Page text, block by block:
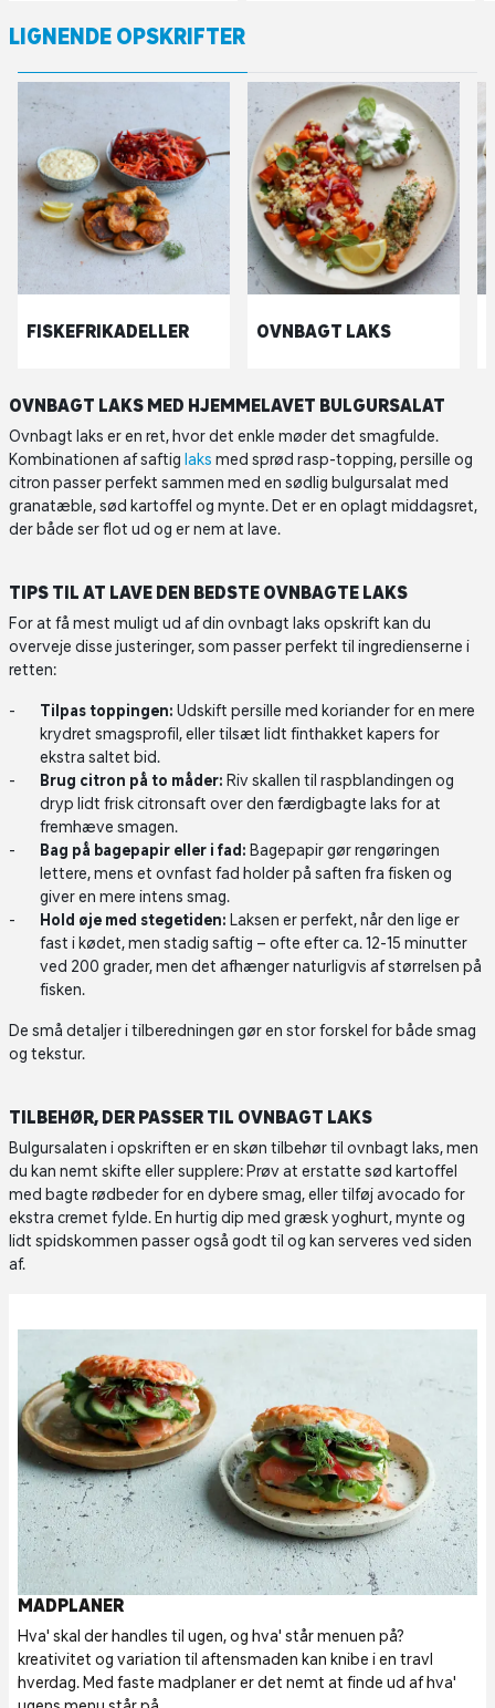
LIGNENDE OPSKRIFTER
FISKEFRIKADELLER OVNBAGT LAKS
OVNBAGT LAKS MED HJEMMELAVET BULGURSALAT
Ovnbagt laks er en ret, hvor det enkle møder det smagfulde.
Kombinationen af saftig laks med sprød rasp-topping, persille og
citron passer perfekt sammen med en sødlig bulgursalat med
granatæble, sød kartoffel og mynte. Det er en oplagt middagsret,
der både ser flot ud og er nem at lave.
TIPS TIL AT LAVE DEN BEDSTE OVNBAGTE LAKS
For at få mest muligt ud af din ovnbagt laks opskrift kan du
overveje disse justeringer, som passer perfekt til ingredienserne i
retten:
Tilpas toppingen: Udskift persille med koriander for en mere
krydret smagsprofil, eller tilsæt lidt finthakket kapers for
ekstra saltet bid.
Brug citron på to måder: Riv skallen til raspblandingen og
dryp lidt frisk citronsaft over den færdigbagte laks for at
fremhæve smagen.
Bag på bagepapir eller i fad: Bagepapir gør rengøringen
lettere, mens et ovnfast fad holder på saften fra fisken og
giver en mere intens smag.
Hold øje med stegetiden: Laksen er perfekt, når den lige er
fast i kødet, men stadig saftig – ofte efter ca. 12-15 minutter
ved 200 grader, men det afhænger naturligvis af størrelsen på
fisken.
De små detaljer i tilberedningen gør en stor forskel for både smag
og tekstur.
TILBEHØR, DER PASSER TIL OVNBAGT LAKS
Bulgursalaten i opskriften er en skøn tilbehør til ovnbagt laks, men
du kan nemt skifte eller supplere: Prøv at erstatte sød kartoffel
med bagte rødbeder for en dybere smag, eller tilføj avocado for
ekstra cremet fylde. En hurtig dip med græsk yoghurt, mynte og
lidt spidskommen passer også godt til og kan serveres ved siden
af.
MADPLANER
Hva' skal der handles til ugen, og hva' står menuen på?
kreativitet og variation til aftensmaden kan knibe i en travl
hverdag. Med faste madplaner er det nemt at finde ud af hva'